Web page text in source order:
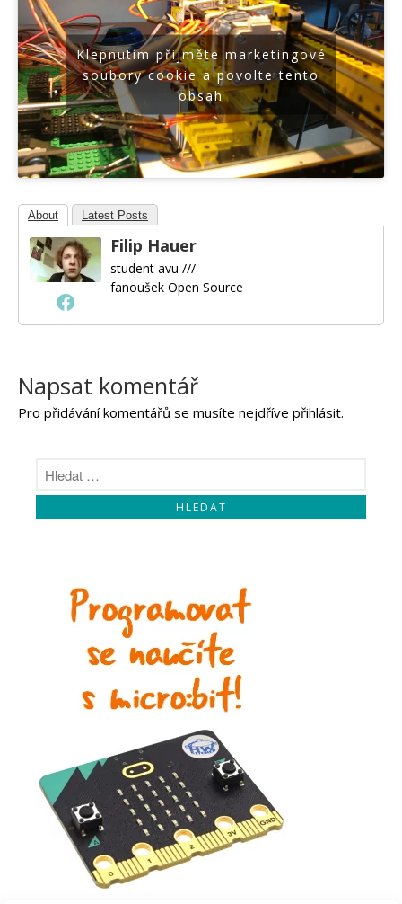
Klepnutím přijměte marketingové
soubory cookie a povolte tento
obsah
About Latest Posts
Filip Hauer
student avu ///
fanoušek Open Source
Napsat komentář
Pro přidávání komentářů se musíte nejdříve přihlásit.